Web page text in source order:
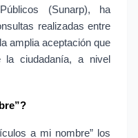
(Sunarp), ha
realizadas entre
amplia aceptación que
la ciudadanía, a nivel
a mi nombre” los